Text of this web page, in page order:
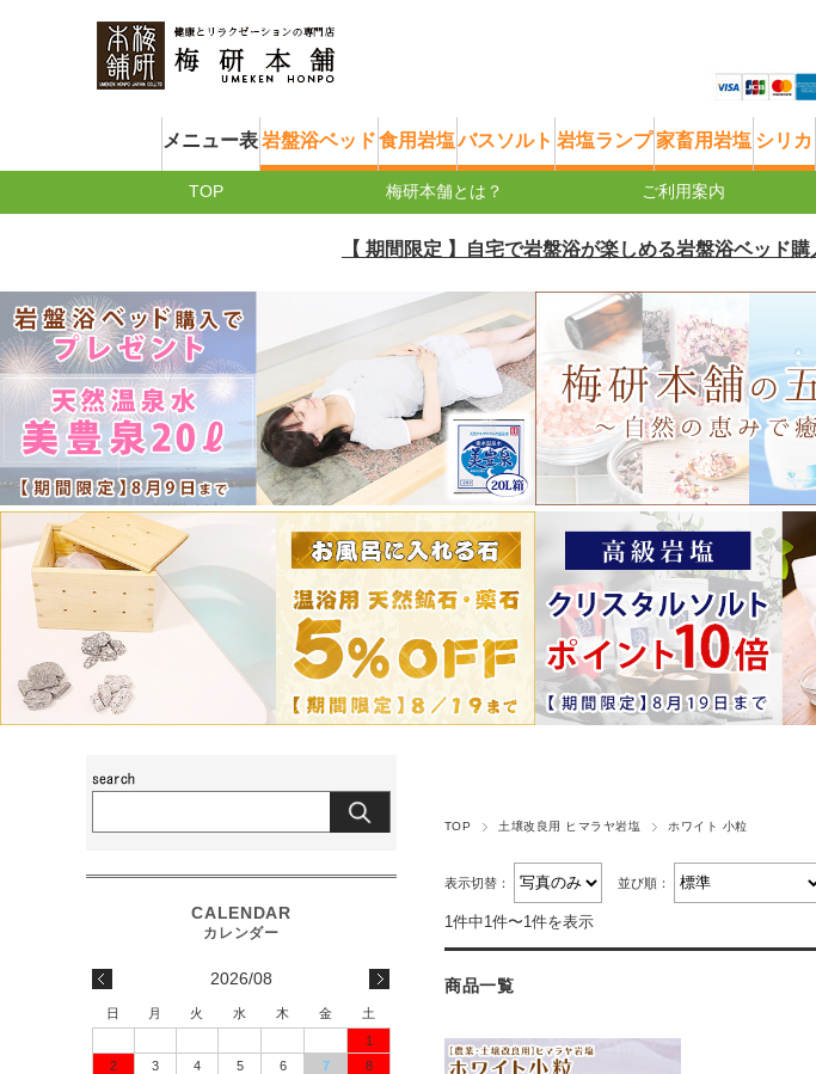
メニュー表岩盤浴ベッド食用岩塩バスソルト 岩塩ランプ 家畜用岩塩 シリカ
TOP 梅研本舗とは？ ご利用案内
【 期間限定 】自宅で岩盤浴が楽しめる岩盤浴ベッド購入
TOP 土壌改良用 ヒマラヤ岩塩 ホワイト 小粒
表示切替： 並び順：
1件中1件〜1件を表示
商品一覧
2026/08
日 月 火 水 木 金
土
1
2
3 4 5 6 7
8